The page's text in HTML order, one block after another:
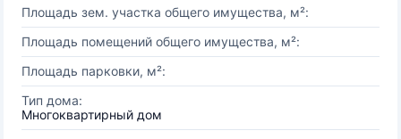
Площадь зем. участка общего имущества, м²:
Площадь помещений общего имущества, м²:
Площадь парковки, м²:
Тип дома:
Многоквартирный дом